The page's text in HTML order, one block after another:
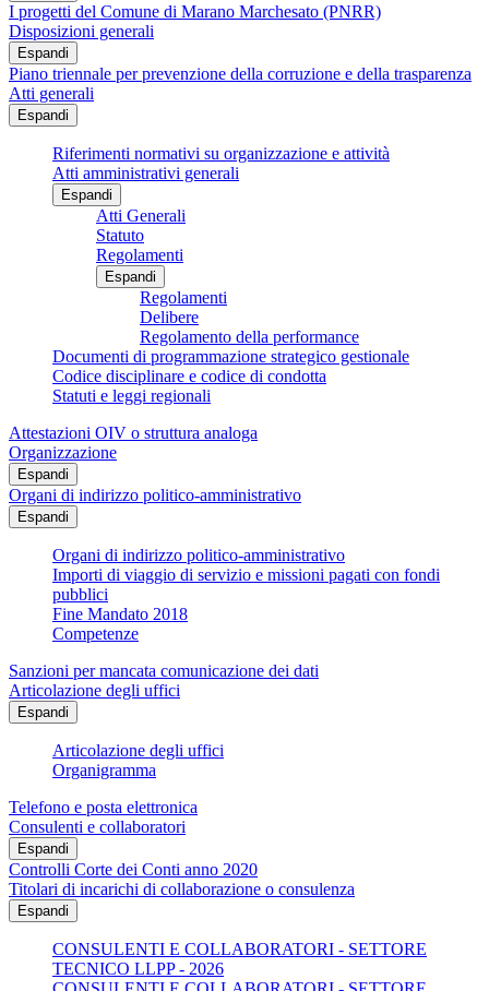
I progetti del Comune di Marano Marchesato (PNRR)
Disposizioni generali
Espandi
Piano triennale per prevenzione della corruzione e della trasparenza
Atti generali
Espandi
Riferimenti normativi su organizzazione e attività
Atti amministrativi generali
Espandi
Atti Generali
Statuto
Regolamenti
Espandi
Regolamenti
Delibere
Regolamento della performance
Documenti di programmazione strategico gestionale
Codice disciplinare e codice di condotta
Statuti e leggi regionali
Attestazioni OIV o struttura analoga
Organizzazione
Espandi
Organi di indirizzo politico-amministrativo
Espandi
Organi di indirizzo politico-amministrativo
Importi di viaggio di servizio e missioni pagati con fondi
pubblici
Fine Mandato 2018
Competenze
Sanzioni per mancata comunicazione dei dati
Articolazione degli uffici
Espandi
Articolazione degli uffici
Organigramma
Telefono e posta elettronica
Consulenti e collaboratori
Espandi
Controlli Corte dei Conti anno 2020
Titolari di incarichi di collaborazione o consulenza
Espandi
CONSULENTI E COLLABORATORI - SETTORE
TECNICO LLPP - 2026